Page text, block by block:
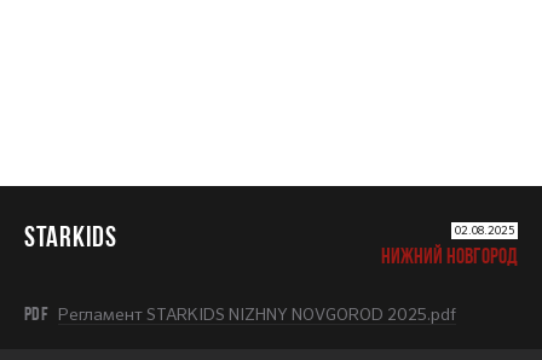
STARKIDS 02.08.2025
НИЖНИЙ НОВГОРОД
PDF Регламент STARKIDS NIZHNY NOVGOROD 2025.pdf